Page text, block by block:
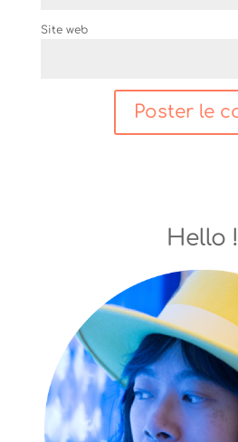
Site web
Hello !